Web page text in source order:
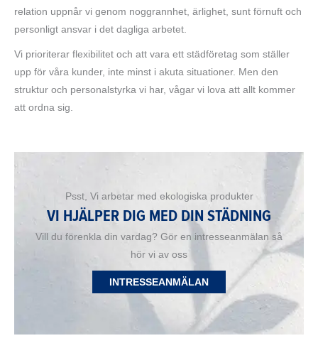
relation uppnår vi genom noggrannhet, ärlighet, sunt förnuft och
personligt ansvar i det dagliga arbetet.
Vi prioriterar flexibilitet och att vara ett städföretag som ställer
upp för våra kunder, inte minst i akuta situationer. Men den
struktur och personalstyrka vi har, vågar vi lova att allt kommer
att ordna sig.
Psst, Vi arbetar med ekologiska produkter
VI HJÄLPER DIG MED DIN STÄDNING
Vill du förenkla din vardag? Gör en intresseanmälan så
hör vi av oss
INTRESSEANMÄLAN